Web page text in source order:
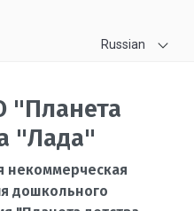
Russian
"Планета
"Лада"
некоммерческая
дошкольного